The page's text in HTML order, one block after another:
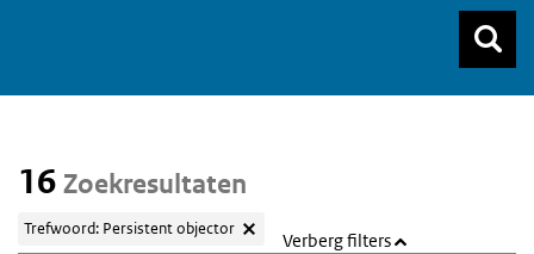
16 Zoekresultaten
Trefwoord: Persistent objector
Verberg filters